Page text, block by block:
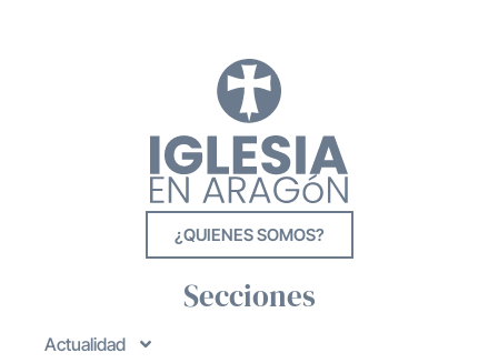
¿QUIENES SOMOS?
Secciones
Actualidad